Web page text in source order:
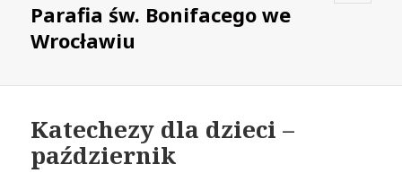
Parafia św. Bonifacego we
Wrocławiu
Katechezy dla dzieci –
październik